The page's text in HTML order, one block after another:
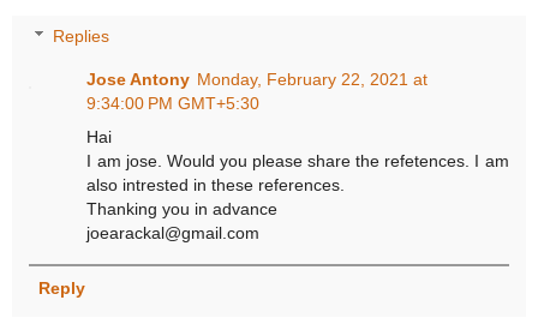
Replies
Jose Antony Monday, February 22, 2021 at
9:34:00 PM GMT+5:30
Hai
I am jose. Would you please share the refetences. I am
also intrested in these references.
Thanking you in advance
joearackal@gmail.com
Reply